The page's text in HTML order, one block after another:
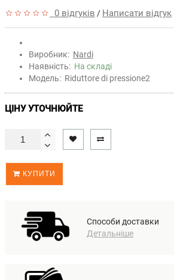
0 відгуків / Написати відгук
Виробник: Nardi
Наявність: На складі
Модель: Riduttore di pressione2
ЦІНУ УТОЧНЮЙТЕ
КУПИТИ
Способи доставки
Детальніше